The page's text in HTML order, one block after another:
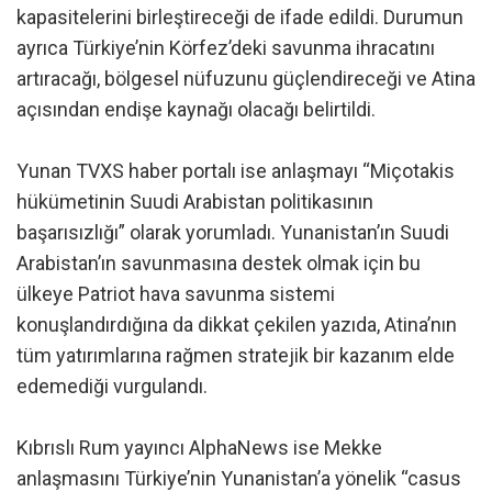
kapasitelerini birleştireceği de ifade edildi. Durumun
ayrıca Türkiye’nin Körfez’deki savunma ihracatını
artıracağı, bölgesel nüfuzunu güçlendireceği ve Atina
açısından endişe kaynağı olacağı belirtildi.
Yunan TVXS haber portalı ise anlaşmayı “Miçotakis
hükümetinin Suudi Arabistan politikasının
başarısızlığı” olarak yorumladı. Yunanistan’ın Suudi
Arabistan’ın savunmasına destek olmak için bu
ülkeye Patriot hava savunma sistemi
konuşlandırdığına da dikkat çekilen yazıda, Atina’nın
tüm yatırımlarına rağmen stratejik bir kazanım elde
edemediği vurgulandı.
Kıbrıslı Rum yayıncı AlphaNews ise Mekke
anlaşmasını Türkiye’nin Yunanistan’a yönelik “casus